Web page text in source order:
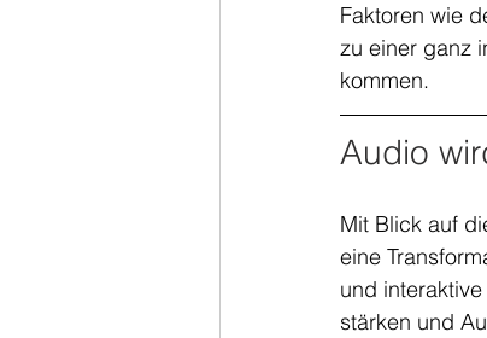
Faktoren wie
zu einer ganz
kommen.
Audio
Mit Blick auf
eine
und
stärken und